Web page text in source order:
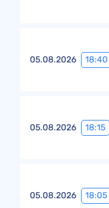
05.08.2026 18:40
05.08.2026 18:15
05.08.2026 18:05